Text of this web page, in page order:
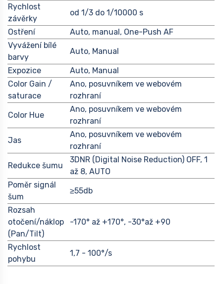
Rychlost
závěrky
od 1/3 do 1/10000 s
Ostření
Auto, manual, One-Push AF
Vyvážení bílé
barvy
Auto, Manual
Expozice
Auto, Manual
Color Gain /
saturace
Ano, posuvníkem ve webovém
rozhraní
Color Hue
Ano, posuvníkem ve webovém
rozhraní
Jas
Ano, posuvníkem ve webovém
rozhraní
Redukce šumu
3DNR (Digital Noise Reduction) OFF, 1
až 8, AUTO
Poměr signál
šum
≥55db
Rozsah
otočení/náklop
(Pan/Tilt)
-170° až +170°, -30°až +90
Rychlost
pohybu
1,7 - 100°/s